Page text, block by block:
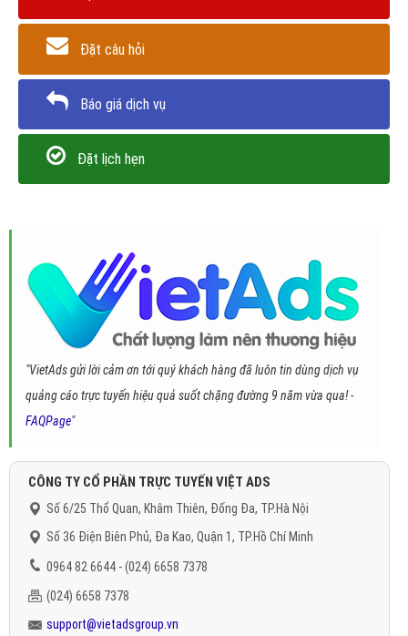
Đặt câu hỏi
Báo giá dịch vụ
Đặt lịch hẹn
"VietAds gửi lời cảm ơn tới quý khách hàng đã luôn tin dùng dịch vụ
quảng cáo trực tuyến hiệu quả suốt chặng đường 9 năm vừa qua! -
FAQPage"
CÔNG TY CỔ PHẦN TRỰC TUYẾN VIỆT ADS
Số 6/25 Thổ Quan, Khâm Thiên, Đống Đa, TP.Hà Nội
Số 36 Điện Biên Phủ, Đa Kao, Quận 1, TP.Hồ Chí Minh
0964 82 6644 - (024) 6658 7378
(024) 6658 7378
support@vietadsgroup.vn